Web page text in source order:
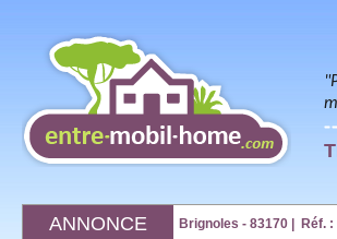
ANNONCE Brignoles - 83170 | Réf. :